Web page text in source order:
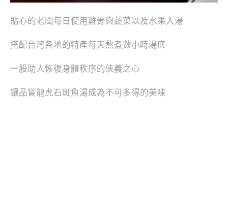
貼心的老闆每日使用雞骨與蔬菜以及水果入湯
搭配台灣各地的特產每天熬煮數小時湯底
一股助人恢復身體秩序的俠義之心
讓品嘗龍虎石斑魚湯成為不可多得的美味